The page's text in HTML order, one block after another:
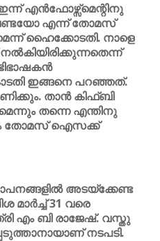
എന്‍ഫോഴ്സ്മെന്റിനു
എന്ന് തോമസ്
ഹൈക്കോടതി. നാളെ
ഇങ്ങനെ പറഞ്ഞത്.
താന്‍ കിഫ്ബി
തന്നെ എന്തിനു
തോമസ് ഐസക്ക്
അടയ്ക്കേണ്ട
മാര്‍ച്ച് 31 വരെ
എം ബി രാജേഷ്. വസ്തു
നടപടി.